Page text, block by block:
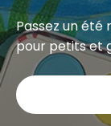
Passez un
pour petits et